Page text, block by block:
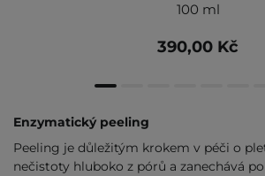
100 ml
390,00 Kč
Enzymatický peeling
Peeling je důležitým krokem v péči o
nečistoty hluboko z pórů a zanechává